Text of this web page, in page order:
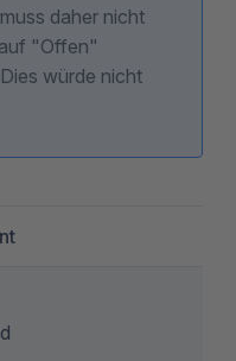
daher nicht
"Offen"
würde nicht